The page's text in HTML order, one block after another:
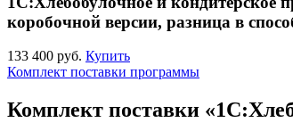
коробочной версии, разница в
133 400 руб. Купить
Комплект поставки программы
Комплект поставки